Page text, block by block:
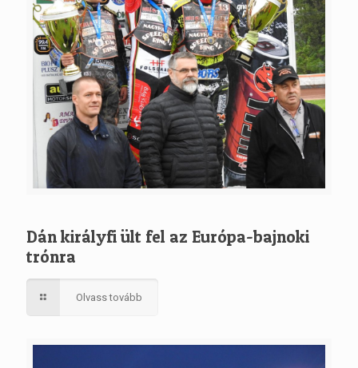
Dán királyfi ült fel az Európa-bajnoki
trónra
Olvass tovább